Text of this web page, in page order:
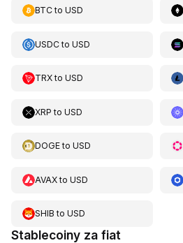
BTCto USD
USDCto USD
TRXto USD
XRP to USD
DOGEto USD
AVAXto USD
SHIB to USD
Stablecoiny za fiat